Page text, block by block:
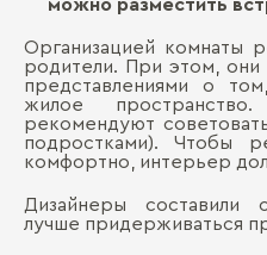
можно разместить
Организацией комнаты
родители. При этом, они
представлениями о
жилое
рекомендуют
подростками). Чтобы
комфортно, интерьер
Дизайнеры составили
лучше придерживаться